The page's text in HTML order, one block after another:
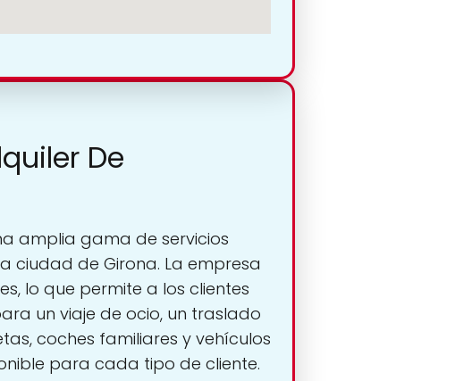
De
amplia gama de servicios
ciudad de Girona. La empresa
lo que permite a los clientes
un viaje de ocio, un traslado
coches familiares y vehículos
para cada tipo de cliente.